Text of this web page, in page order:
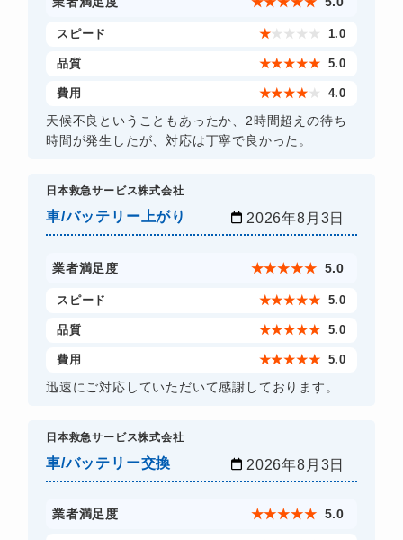
スピード ★★ ★ ★ ★ 1.0
品質 ★★★★★ 5.0
費用 ★★★★ ★ 4.0
天候不良ということもあったか、2時間超えの待ち
時間が発生したが、対応は丁寧で良かった。
日本救急サービス株式会社
車/バッテリー上がり 2026年8月3日
業者満足度 ★★★★★ 5.0
スピード ★★★★★ 5.0
品質 ★★★★★ 5.0
費用 ★★★★★ 5.0
迅速にご対応していただいて感謝しております。
日本救急サービス株式会社
車/バッテリー交換 2026年8月3日
業者満足度 ★★★★★ 5.0